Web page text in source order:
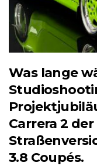
Was lange
Carrera 2
3.8 Coupés.